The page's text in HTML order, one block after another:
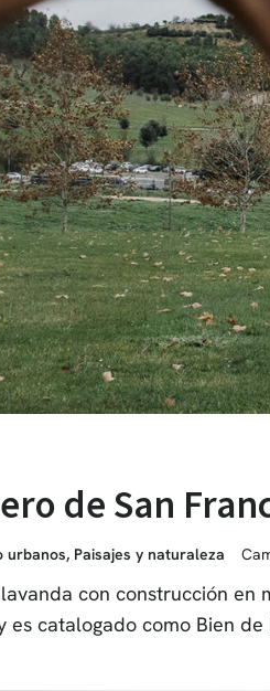
de San
urbanos, Paisajes y naturaleza
con construcción en
es catalogado como Bien